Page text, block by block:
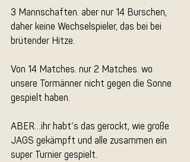
3 Mannschaften. aber nur 14 Burschen,
daher keine Wechselspieler, das bei bei
brütender Hitze.
Von 14 Matches. nur 2 Matches. wo
unsere Tormänner nicht gegen die Sonne
gespielt haben.
ABER…ihr habt’s das gerockt, wie große
JAGS gekämpft und alle zusammen ein
super Turnier gespielt.